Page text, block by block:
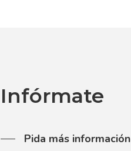
Infórmate
Pida más información